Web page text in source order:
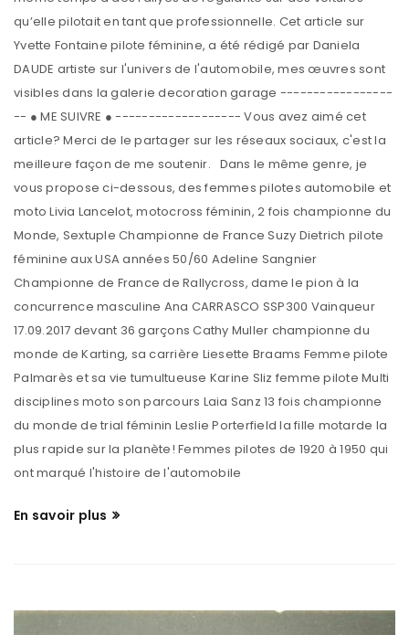
qu’elle pilotait en tant que professionnelle. Cet article sur
Yvette Fontaine pilote féminine, a été rédigé par Daniela
DAUDE artiste sur l'univers de l'automobile, mes œuvres sont
visibles dans la galerie decoration garage -----------------
-- ● ME SUIVRE ● ------------------- Vous avez aimé cet
article? Merci de le partager sur les réseaux sociaux, c'est la
meilleure façon de me soutenir. Dans le même genre, je
vous propose ci-dessous, des femmes pilotes automobile et
moto Livia Lancelot, motocross féminin, 2 fois championne du
Monde, Sextuple Championne de France Suzy Dietrich pilote
féminine aux USA années 50/60 Adeline Sangnier
Championne de France de Rallycross, dame le pion à la
concurrence masculine Ana CARRASCO SSP300 Vainqueur
17.09.2017 devant 36 garçons Cathy Muller championne du
monde de Karting, sa carrière Liesette Braams Femme pilote
Palmarès et sa vie tumultueuse Karine Sliz femme pilote Multi
disciplines moto son parcours Laia Sanz 13 fois championne
du monde de trial féminin Leslie Porterfield la fille motarde la
plus rapide sur la planète! Femmes pilotes de 1920 à 1950 qui
ont marqué l'histoire de l'automobile
En savoir plus